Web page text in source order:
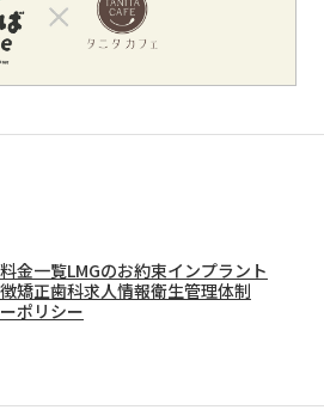
料金一覧LMGのお約束インプラント
矯正歯科求人情報衛生管理体制
ポリシー